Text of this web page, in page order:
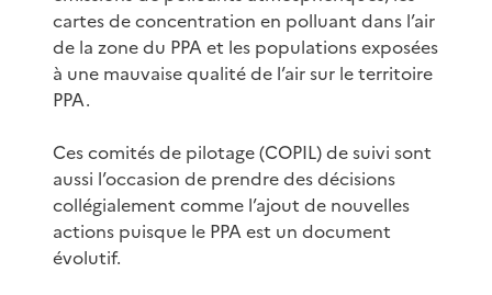
cartes de concentration en polluant dans l’air
de la zone du PPA et les populations exposées
à une mauvaise qualité de l’air sur le territoire
PPA.
Ces comités de pilotage (COPIL) de suivi sont
aussi l’occasion de prendre des décisions
collégialement comme l’ajout de nouvelles
actions puisque le PPA est un document
évolutif.